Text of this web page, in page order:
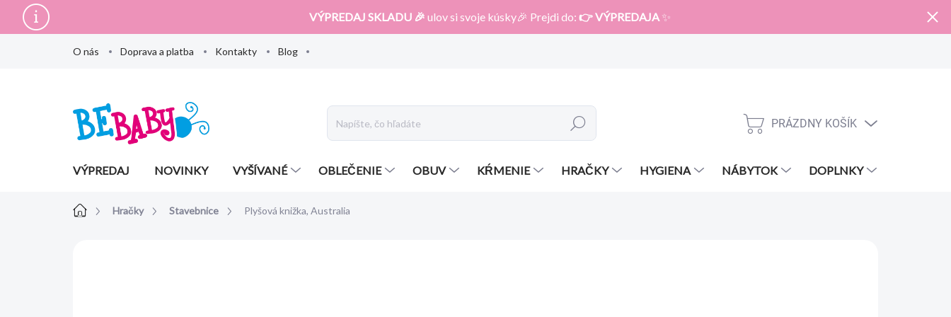
obsah
VÝPREDAJ SKLADU 🎉 ulov si svoje kúsky🎉 Prejdi do: 👉 VÝPREDAJA ✨
O nás Doprava a platba Kontakty Blog
Hľadať
NÁKUPNÝ
PRÁZDNY KOŠÍK
VÝPREDAJ NOVINKY VYŠÍVANÉ OBLEČENIE OBUV KŔMENIE HRAČKY HYGIENA NÁBYTOK DOPLNKY
DomovHračky Stavebnice Plyšová knižka, Australia